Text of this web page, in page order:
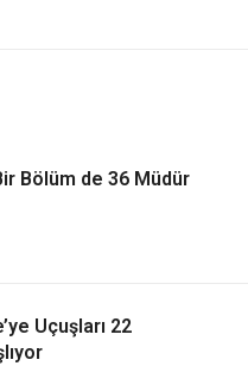
Bölüm de 36 Müdür
Uçuşları 22